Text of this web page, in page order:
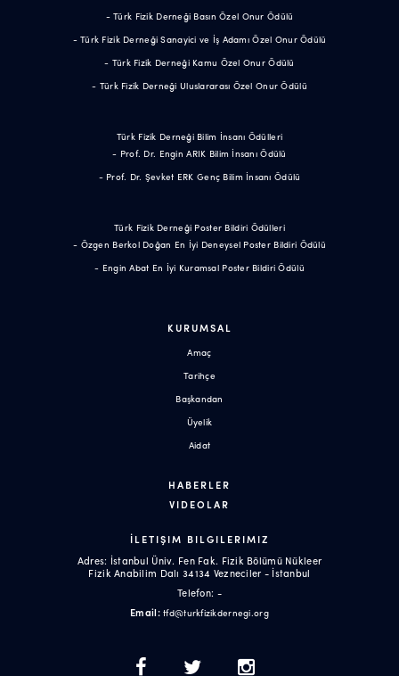
- Türk Fizik Derneği Basın Özel Onur Ödülü
- Türk Fizik Derneği Sanayici ve İş Adamı Özel Onur Ödülü
- Türk Fizik Derneği Kamu Özel Onur Ödülü
- Türk Fizik Derneği Uluslararası Özel Onur Ödülü
Türk Fizik Derneği Bilim İnsanı Ödülleri
- Prof. Dr. Engin ARIK Bilim İnsanı Ödülü
- Prof. Dr. Şevket ERK Genç Bilim İnsanı Ödülü
Türk Fizik Derneği Poster Bildiri Ödülleri
- Özgen Berkol Doğan En İyi Deneysel Poster Bildiri Ödülü
- Engin Abat En İyi Kuramsal Poster Bildiri Ödülü
KURUMSAL
Amaç
Tarihçe
Başkandan
Üyelik
Aidat
HABERLER
VIDEOLAR
İLETIŞIM BILGILERIMIZ
Adres: İstanbul Üniv. Fen Fak. Fizik Bölümü Nükleer
Fizik Anabilim Dalı 34134 Vezneciler - İstanbul
Telefon: -
Email: tfd@turkfizikdernegi.org